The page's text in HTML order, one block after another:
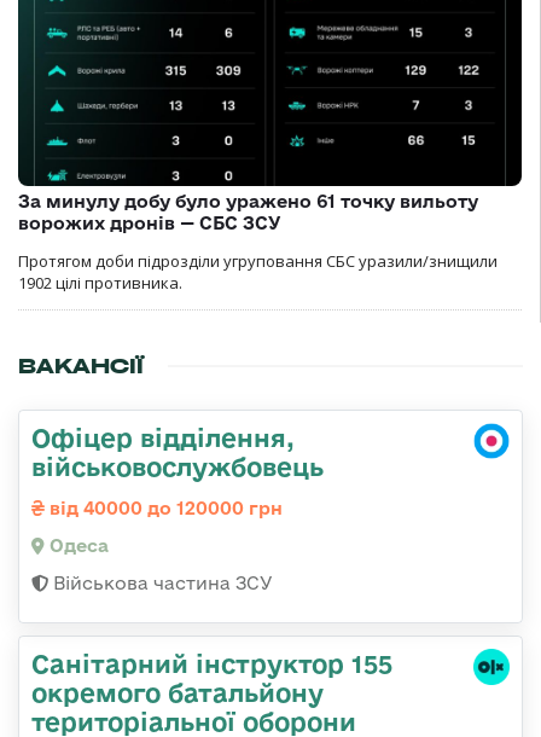
За минулу добу було уражено 61 точку вильоту
ворожих дронів — СБС ЗСУ
Протягом доби підрозділи угруповання СБС уразили/знищили
1902 цілі противника.
ВАКАНСІЇ
Офіцер відділення,
військовослужбовець
від 40000 до 120000 грн
Одеса
Військова частина ЗСУ
Санітарний інструктор 155
окремого батальйону
територіальної оборони